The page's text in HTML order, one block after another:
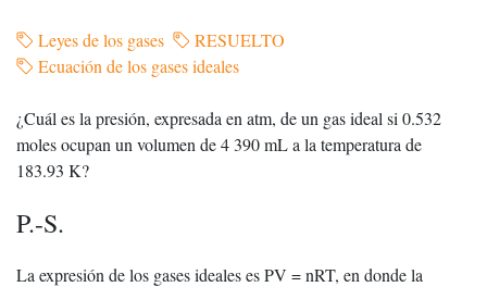
Leyes de los gases
RESUELTO
Ecuación de los gases ideales
¿Cuál es la presión, expresada en atm, de un gas ideal si 0.532
moles ocupan un volumen de 4 390 mL a la temperatura de
183.93 K?
P.-S.
La expresión de los gases ideales es PV = nRT, en donde la